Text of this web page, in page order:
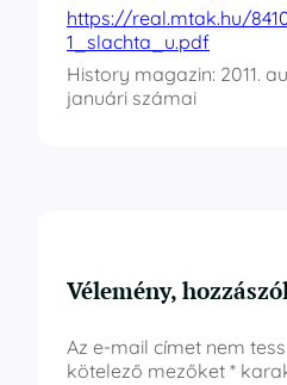
https://real.mtak.hu/
1_slachta_u.pdf
History magazin: 2011.
januári számai
Vélemény,
Az e-mail címet nem
kötelező mezőket *